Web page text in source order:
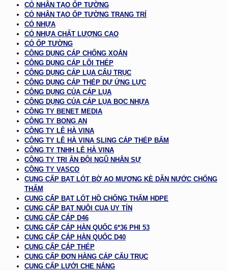
CỎ NHÂN TẠO ỐP TƯỜNG
CỎ NHÂN TẠO ỐP TƯỜNG TRANG TRÍ
CỎ NHỰA
CỎ NHỰA CHẤT LƯỢNG CAO
CỎ ỐP TƯỜNG
CÔNG DỤNG CÁP CHỐNG XOẮN
CÔNG DỤNG CÁP LÕI THÉP
CÔNG DỤNG CÁP LỤA CẨU TRỤC
CÔNG DỤNG CÁP THÉP DỰ ỨNG LỰC
CÔNG DỤNG CỦA CÁP LỤA
CÔNG DỤNG CỦA CÁP LỤA BỌC NHỰA
CÔNG TY BENET MEDIA
CÔNG TY BONG AN
CÔNG TY LÊ HÀ VINA
CÔNG TY LÊ HÀ VINA SLING CÁP THÉP BẤM
CÔNG TY TNHH LÊ HÀ VINA
CÔNG TY TRI ÂN ĐỘI NGŨ NHÂN SỰ
CÔNG TY VASCO
CUNG CẤP BẠT LÓT BỜ AO MƯƠNG KÈ DẪN NƯỚC CHỐNG
THẤM
CUNG CẤP BẠT LÓT HỒ CHỐNG THẤM HDPE
CUNG CẤP BẠT NUÔI CUA UY TÍN
CUNG CẤP CÁP D46
CUNG CẤP CÁP HÀN QUỐC 6*36 PHI 53
CUNG CẤP CÁP HÀN QUỐC D40
CUNG CẤP CÁP THÉP
CUNG CẤP ĐƠN HÀNG CÁP CẨU TRỤC
CUNG CẤP LƯỚI CHE NẮNG